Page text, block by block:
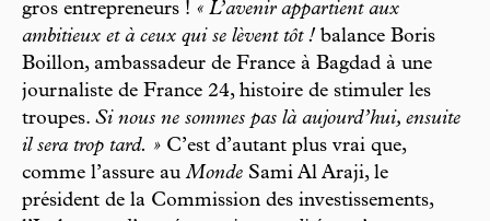
gros entrepreneurs ! « L’avenir appartient aux
ambitieux et à ceux qui se lèvent tôt ! balance Boris
Boillon, ambassadeur de France à Bagdad à une
journaliste de France 24, histoire de stimuler les
troupes. Si nous ne sommes pas là aujourd’hui, ensuite
il sera trop tard. » C’est d’autant plus vrai que,
comme l’assure auMonde Sami Al Araji, le
président de la Commission des investissements,